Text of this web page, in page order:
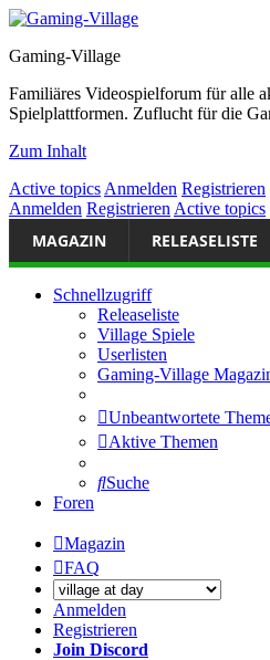
Gaming-Village
Familiäres Videospielforum für alle
Spielplattformen. Zuflucht für die
Zum Inhalt
Active topics Anmelden Registrieren
Anmelden Registrieren Active topics
MAGAZIN RELEASELISTE
Schnellzugriff
Releaseliste
Village Spiele
Userlisten
Gaming-Village
Unbeantwortete
Aktive Themen
Suche
Foren
Magazin
FAQ
Anmelden
Registrieren
Join Discord